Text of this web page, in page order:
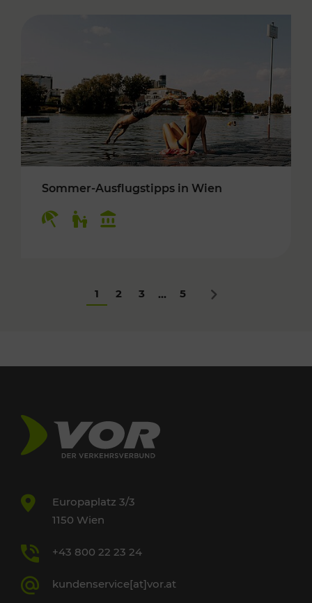
Sommer-Ausflugstipps in Wien
1 2 3 ... 5 Nächstes
Europaplatz 3/3
1150 Wien
+43 800 22 23 24
kundenservice[at]vor.at